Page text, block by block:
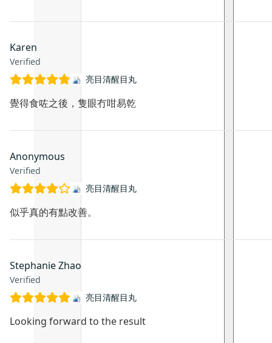
Karen
Verified
亮目清醒目丸
覺得食咗之後，隻眼冇咁易乾
Anonymous
Verified
亮目清醒目丸
似乎真的有點改善。
Stephanie Zhao
Verified
亮目清醒目丸
Looking forward to the result